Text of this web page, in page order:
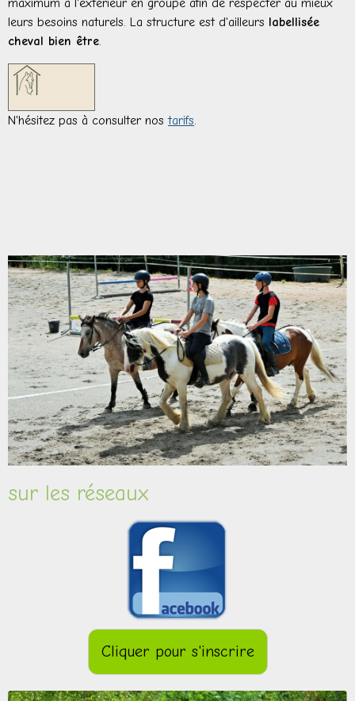
maximum à l'extérieur en groupe afin de respecter au mieux
leurs besoins naturels. La structure est d'ailleurs labellisée
cheval bien être.
N'hésitez pas à consulter nostarifs.
sur les réseaux
Cliquer pour s'inscrire